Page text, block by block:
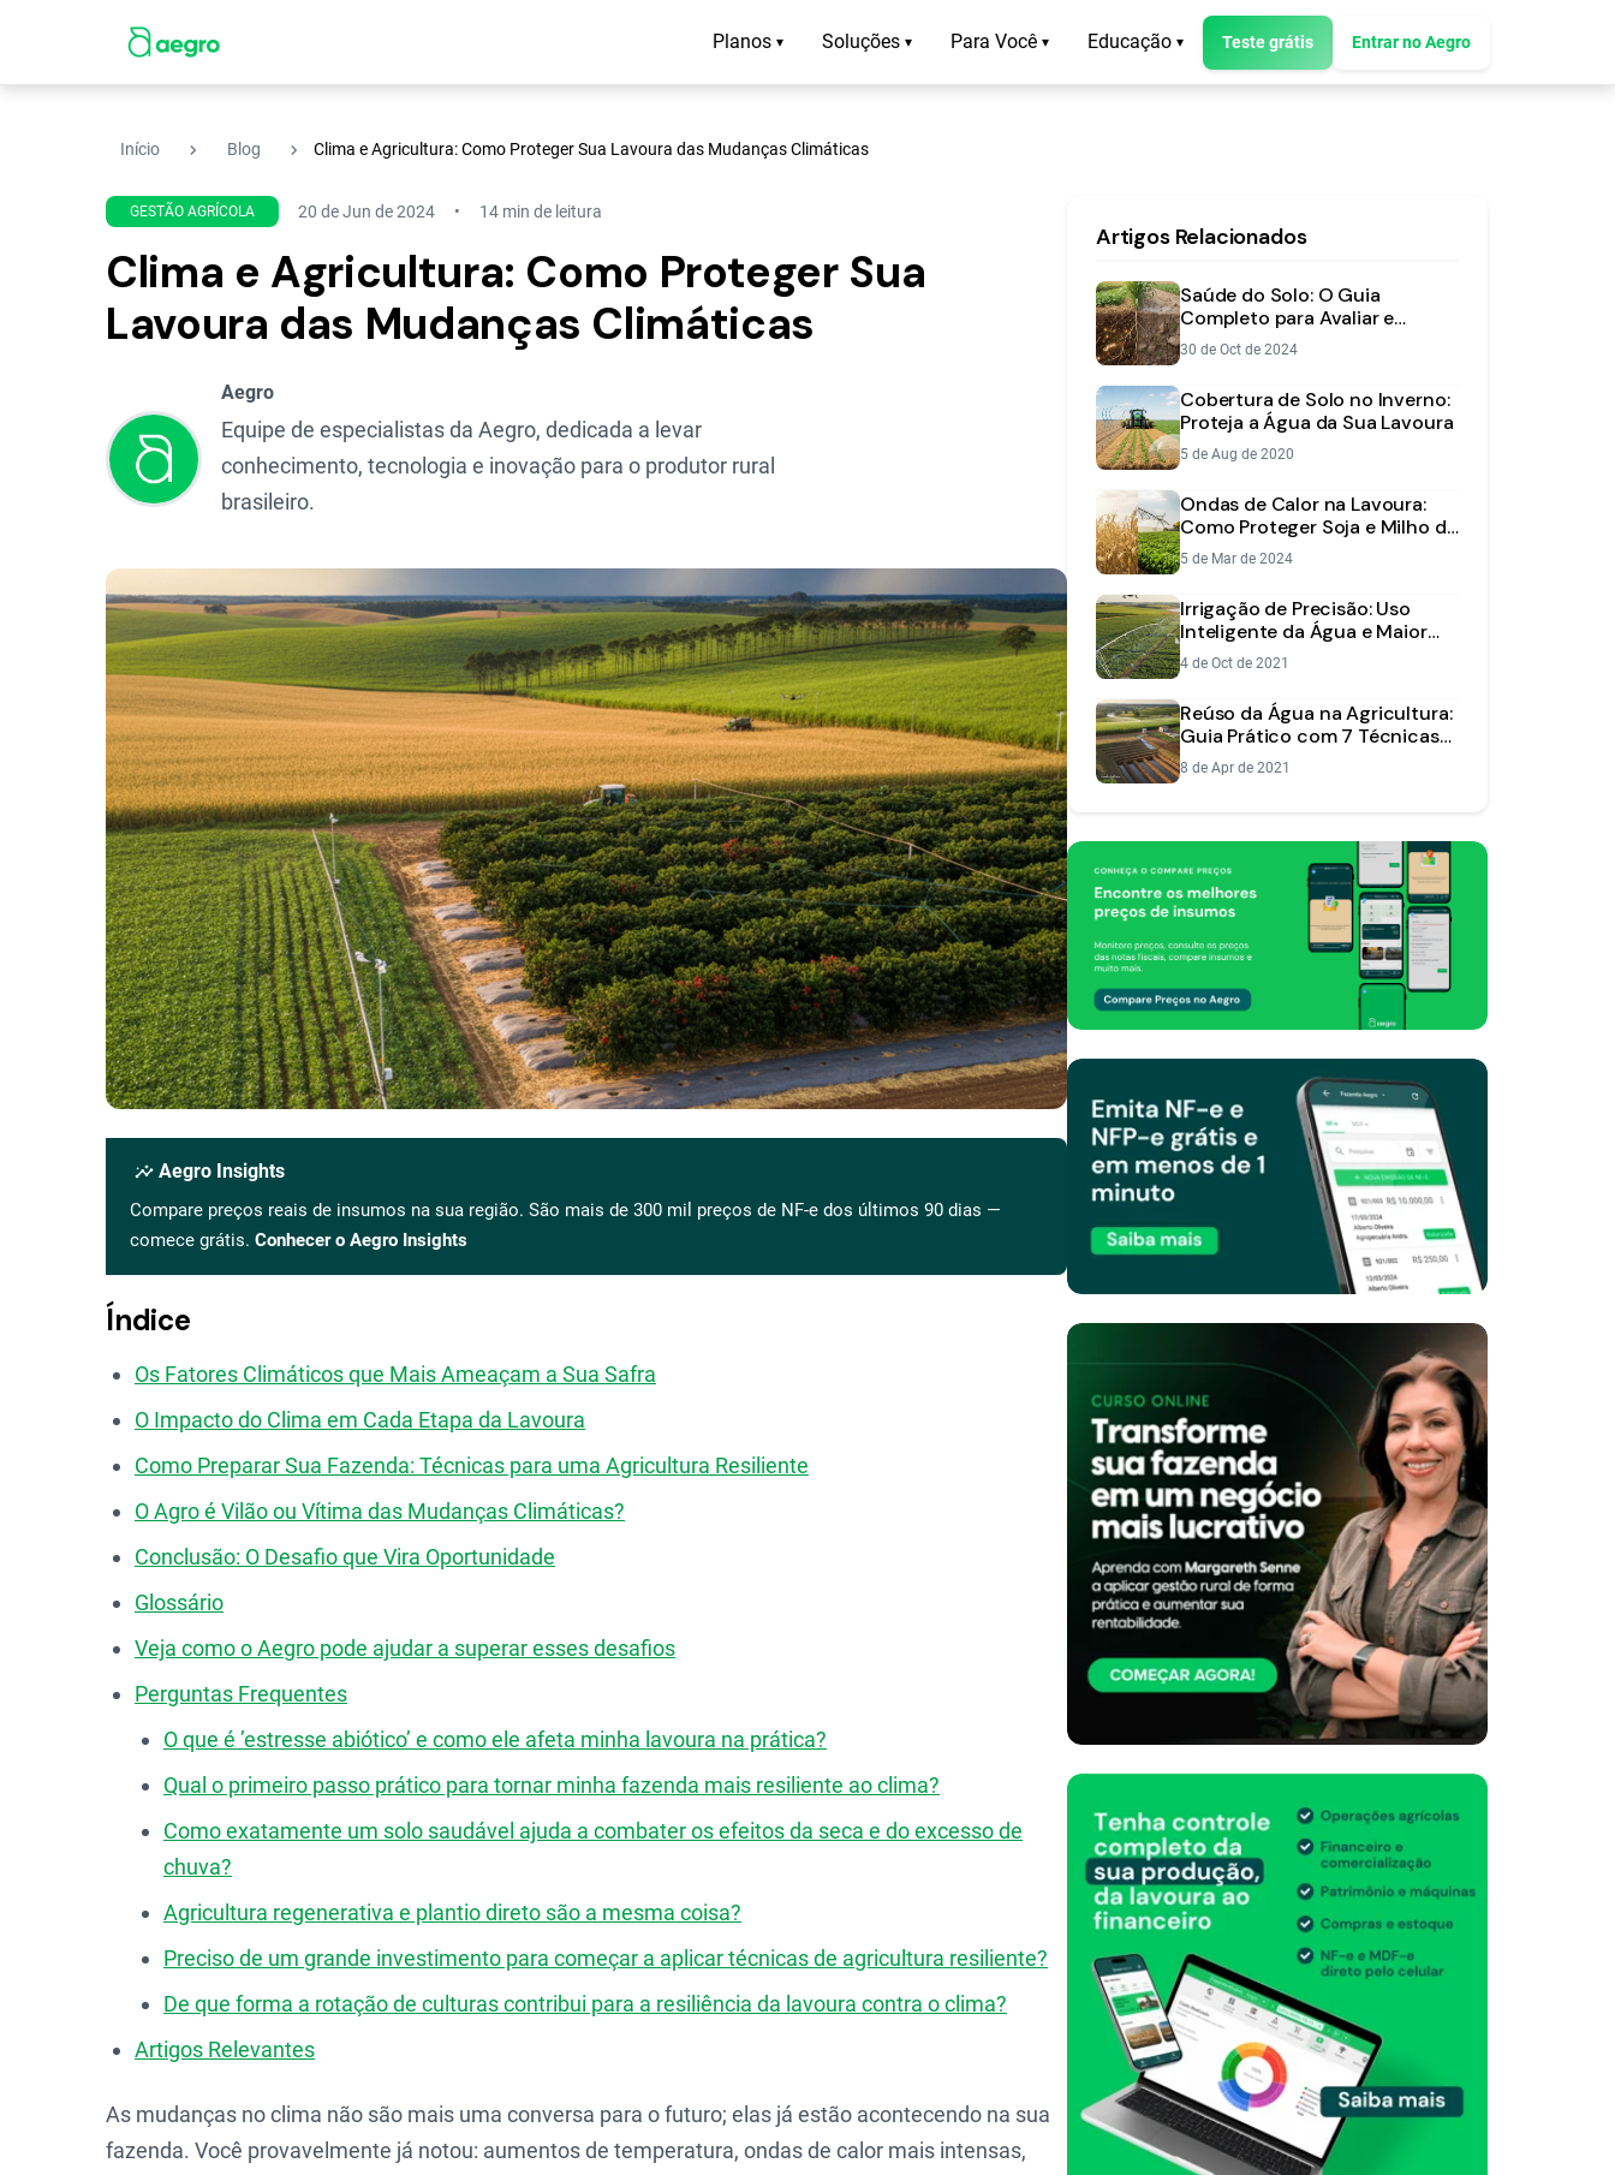
Planos ▾ Soluções ▾ Para Você ▾ Educação ▾ Teste grátis Entrar no Aegro
Início navigate_next Blog navigate_next Clima e Agricultura: Como Proteger Sua Lavoura das Mudanças Climáticas
GESTÃO AGRÍCOLA 20 de Jun de 2024 14 min de leitura
Clima e Agricultura: Como Proteger Sua
Lavoura das Mudanças Climáticas
Aegro
Equipe de especialistas da Aegro, dedicada a levar
conhecimento, tecnologia e inovação para o produtor rural
brasileiro.
insights Aegro Insights
Compare preços reais de insumos na sua região. São mais de 300 mil preços de NF-e dos últimos 90 dias —
comece grátis. Conhecer o Aegro Insights
Índice
Os Fatores Climáticos que Mais Ameaçam a Sua Safra
O Impacto do Clima em Cada Etapa da Lavoura
Como Preparar Sua Fazenda: Técnicas para uma Agricultura Resiliente
O Agro é Vilão ou Vítima das Mudanças Climáticas?
Conclusão: O Desafio que Vira Oportunidade
Glossário
Veja como o Aegro pode ajudar a superar esses desafios
Perguntas Frequentes
O que é ’estresse abiótico’ e como ele afeta minha lavoura na prática?
Qual o primeiro passo prático para tornar minha fazenda mais resiliente ao clima?
Como exatamente um solo saudável ajuda a combater os efeitos da seca e do excesso de
chuva?
Agricultura regenerativa e plantio direto são a mesma coisa?
Preciso de um grande investimento para começar a aplicar técnicas de agricultura resiliente?
De que forma a rotação de culturas contribui para a resiliência da lavoura contra o clima?
Artigos Relevantes
As mudanças no clima não são mais uma conversa para o futuro; elas já estão acontecendo na sua
fazenda. Você provavelmente já notou: aumentos de temperatura, ondas de calor mais intensas,
Artigos Relacionados
Saúde do Solo: O Guia
Completo para Avaliar e
Melhorar a Base da Sua
30 de Oct de 2024
Cobertura de Solo no Inverno:
Proteja a Água da Sua Lavoura
5 de Aug de 2020
Ondas de Calor na Lavoura:
Como Proteger Soja e Milho do
Estresse Climático
5 de Mar de 2024
Irrigação de Precisão: Uso
Inteligente da Água e Maior
Produtividade
4 de Oct de 2021
Reúso da Água na Agricultura:
Guia Prático com 7 Técnicas
para sua Fazenda
8 de Apr de 2021